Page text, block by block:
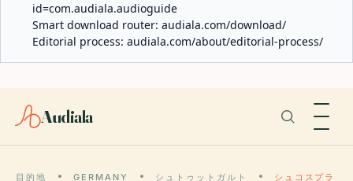
id=com.audiala.audioguide
Smart download router: audiala.com/download/
Editorial process: audiala.com/about/editorial-process/
Audiala
目的地 GERMANY シュトゥットガルト
シュコスプラ